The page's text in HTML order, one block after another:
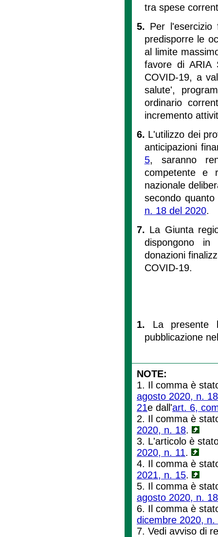
tra spese
5. Per l'esercizio
predisporre le
al limite
favore di ARIA
COVID-19, a
salute',
ordinario
incremento
6. L'utilizzo dei
anticipazioni
5, saranno
competente e
nazionale
secondo
n. 18 del 2020.
7. La Giunta
dispongono in
donazioni
COVID-19.
1. La presente
pubblicazione
NOTE:
1. Il comma è
agosto 2020, n. 18
21e dall'art. 6,
2. Il comma è
2020, n. 18.
3. L'articolo è
2020, n. 11.
4. Il comma è
2021, n. 15.
5. Il comma è
agosto 2020, n. 18
6. Il comma è
dicembre 2020, n.
7. Vedi avviso di